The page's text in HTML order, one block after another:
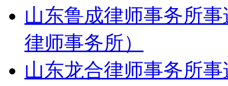
山东鲁成律师事务所
律师事务所）
山东龙合律师事务所